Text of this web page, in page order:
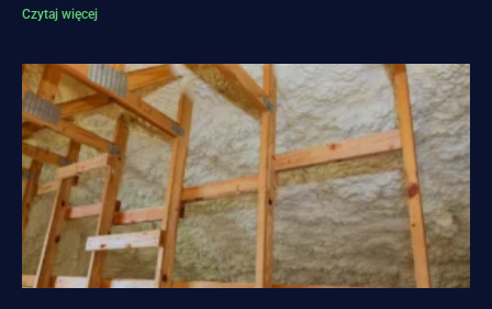
Czytaj więcej